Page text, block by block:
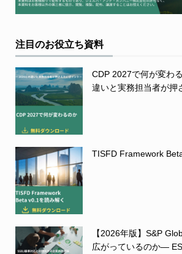
注目のお役立ち資料
CDP 2027で何が変
違いと実務担当者が
TISFD Framework
【2026年版】S&P
広がっているのか―